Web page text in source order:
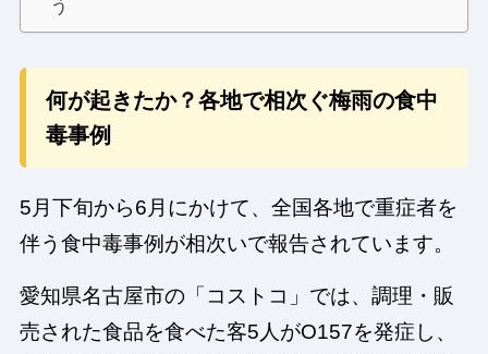
う
何が起きたか？各地で相次ぐ梅雨の食中
毒事例
5月下旬から6月にかけて、全国各地で重症者を
伴う食中毒事例が相次いで報告されています。
愛知県名古屋市の「コストコ」では、調理・販
売された食品を食べた客5人がO157を発症し、